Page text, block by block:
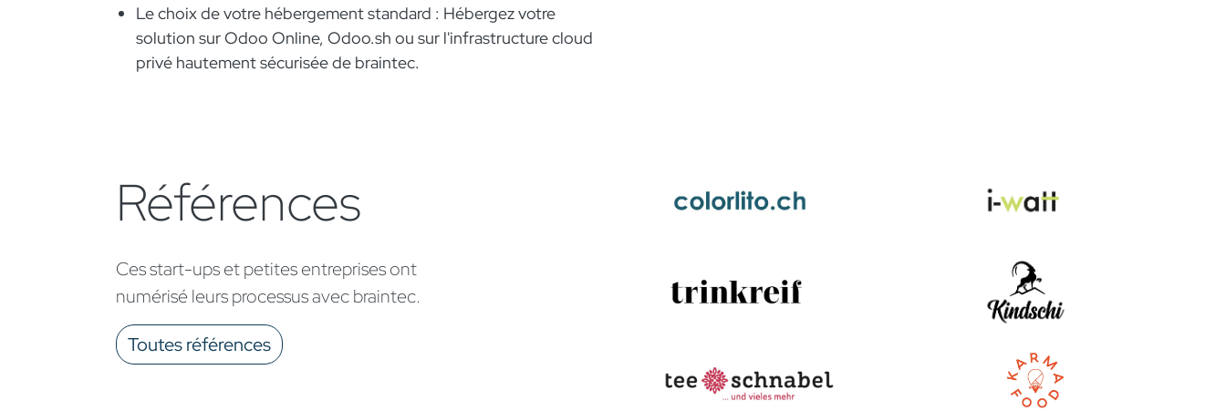
Le choix de votre hébergement standard : Hébergez votre
solution sur Odoo Online, Odoo.sh ou sur l'infrastructure cloud
privé hautement sécurisée de braintec.
Références
Ces start-ups et petites entreprises ont
numérisé leurs processus avec braintec.
Toutes références